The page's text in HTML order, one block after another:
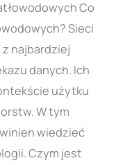
Co
Sieci
najbardziej
danych. Ich
użytku
W tym
wiedzieć
Czym jest